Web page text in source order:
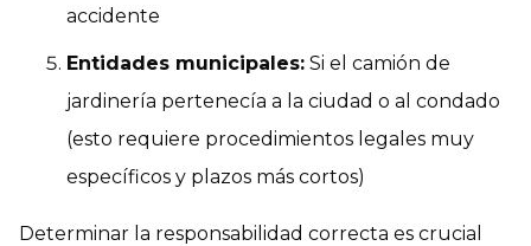
accidente
Entidades municipales: Si el camión de
jardinería pertenecía a la ciudad o al condado
(esto requiere procedimientos legales muy
específicos y plazos más cortos)
Determinar la responsabilidad correcta es crucial